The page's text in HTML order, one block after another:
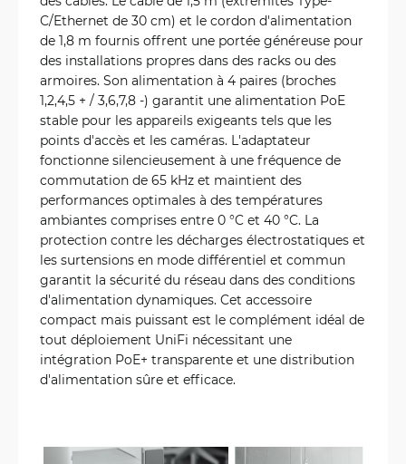
C/Ethernet de 30 cm) et le cordon d'alimentation
de 1,8 m fournis offrent une portée généreuse pour
des installations propres dans des racks ou des
armoires. Son alimentation à 4 paires (broches
1,2,4,5 + / 3,6,7,8 -) garantit une alimentation PoE
stable pour les appareils exigeants tels que les
points d'accès et les caméras. L'adaptateur
fonctionne silencieusement à une fréquence de
commutation de 65 kHz et maintient des
performances optimales à des températures
ambiantes comprises entre 0 °C et 40 °C. La
protection contre les décharges électrostatiques et
les surtensions en mode différentiel et commun
garantit la sécurité du réseau dans des conditions
d'alimentation dynamiques. Cet accessoire
compact mais puissant est le complément idéal de
tout déploiement UniFi nécessitant une
intégration PoE+ transparente et une distribution
d'alimentation sûre et efficace.